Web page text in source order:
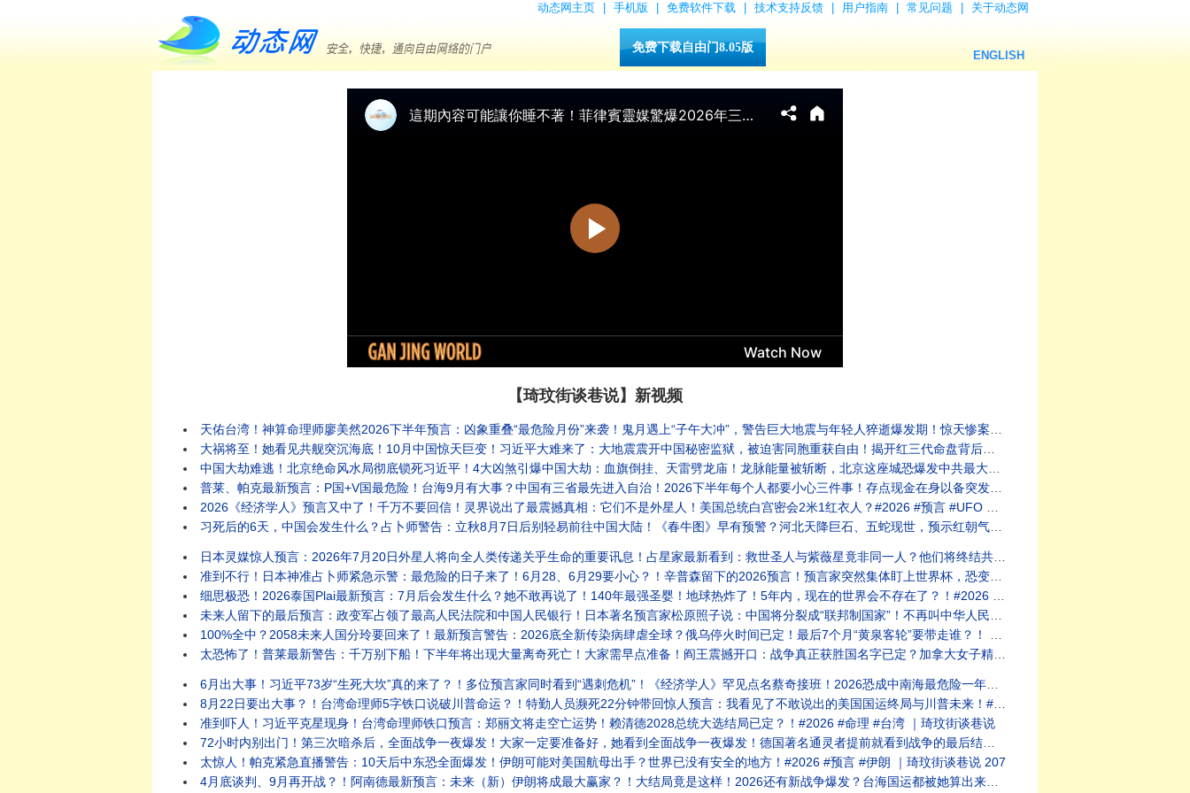
动态网主页 手机版 免费软件下载 技术支持反馈 用户指南 常见问题 关于动态网
免费下载自由门8.05版
ENGLISH
【琦玟街谈巷说】新视频
天佑台湾！神算命理师廖美然2026下半年预言：凶象重叠“最危险月份”来袭！鬼月遇上“子午大冲”，警告巨大地震与年轻人猝逝爆发期！惊天惨案：361位善良同胞被中共威逼投入1千多度沸腾的钢水中！#2026 #预言 #命理 ｜琦玟街谈
大祸将至！她看见共舰突沉海底！10月中国惊天巨变！习近平大难来了：大地震震开中国秘密监狱，被迫害同胞重获自由！揭开红三代命盘背后的惊人真相！！#2026 #预言 #地震 ｜琦玟街谈巷说 222
中国大劫难逃！北京绝命风水局彻底锁死习近平！4大凶煞引爆中国大劫：血旗倒挂、天雷劈龙庙！龙脉能量被斩断，北京这座城恐爆发中共最大危机！#2026 #预言 #习近平 ｜琦玟街谈巷说 221
普莱、帕克最新预言：P国+V国最危险！台海9月有大事？中国有三省最先进入自治！2026下半年每个人都要小心三件事！存点现金在身以备突发状况！她看到阎王留下一句给人类的警告：人类将会到手动时代！｜#2026 #预言 #台湾｜琦玟街谈巷说 220
2026《经济学人》预言又中了！千万不要回信！灵界说出了最震撼真相：它们不是外星人！美国总统白宫密会2米1红衣人？#2026 #预言 #UFO ｜琦玟街谈巷说 219
习死后的6天，中国会发生什么？占卜师警告：立秋8月7日后别轻易前往中国大陆！《春牛图》早有预警？河北天降巨石、五蛇现世，预示红朝气数将尽？#2026 #预言 #习近平 ｜琦玟街谈巷说 218
日本灵媒惊人预言：2026年7月20日外星人将向全人类传递关乎生命的重要讯息！占星家最新看到：救世圣人与紫薇星竟非同一人？他们将终结共产红朝！#2026 #预言 #外星人 ｜琦玟街谈巷说 217
准到不行！日本神准占卜师紧急示警：最危险的日子来了！6月28、6月29要小心？！辛普森留下的2026预言！预言家突然集体盯上世界杯，恐变全球风暴？！#2026 #预言 #世界杯 ｜琦玟街谈巷说 216
细思极恐！2026泰国Plai最新预言：7月后会发生什么？她不敢再说了！140年最强圣婴！地球热炸了！5年内，现在的世界会不存在了？！#2026 #预言 #圣婴灾难｜琦玟街谈巷说 215
未来人留下的最后预言：政变军占领了最高人民法院和中国人民银行！日本著名预言家松原照子说：中国将分裂成“联邦制国家”！不再叫中华人民共和国！而是 #2026 #预言 #中国分裂 ｜琦玟街谈巷说 214
100%全中？2058未来人国分玲要回来了！最新预言警告：2026底全新传染病肆虐全球？俄乌停火时间已定！最后7个月“黄泉客轮”要带走谁？！ #2026 #未来人预言 #疫情｜琦玟街谈巷说 213
太恐怖了！普莱最新警告：千万别下船！下半年将出现大量离奇死亡！大家需早点准备！阎王震撼开口：战争真正获胜国名字已定？加拿大女子精准预见汉坦病毒邮轮，真相细思极恐！#2026 #预言 #疫情 ｜琦玟街谈巷说 212
6月出大事！习近平73岁“生死大坎”真的来了？！多位预言家同时看到“遇刺危机”！《经济学人》罕见点名蔡奇接班！2026恐成中南海最危险一年！#2026 #预言 #习近平 ｜琦玟街谈巷说 211
8月22日要出大事？！台湾命理师5字铁口说破川普命运？！特勤人员濒死22分钟带回惊人预言：我看见了不敢说出的美国国运终局与川普未来！#2026 #命理 #美国国运 ｜琦玟街谈巷说 210
准到吓人！习近平克星现身！台湾命理师铁口预言：郑丽文将走空亡运势！赖清德2028总统大选结局已定？！#2026 #命理 #台湾 ｜琦玟街谈巷说
72小时内别出门！第三次暗杀后，全面战争一夜爆发！大家一定要准备好，她看到全面战争一夜爆发！德国著名通灵者提前就看到战争的最后结局！#2026 #预言 #伊朗｜琦玟街谈巷说 208
太惊人！帕克紧急直播警告：10天后中东恐全面爆发！伊朗可能对美国航母出手？世界已没有安全的地方！#2026 #预言 #伊朗 ｜琦玟街谈巷说 207
4月底谈判、9月再开战？！阿南德最新预言：未来（新）伊朗将成最大赢家？！大结局竟是这样！2026还有新战争爆发？台海国运都被她算出来了！#2026 #预言 #伊朗｜琦玟街谈巷说 206